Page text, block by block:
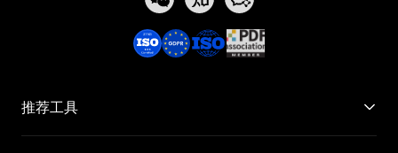
推荐工具